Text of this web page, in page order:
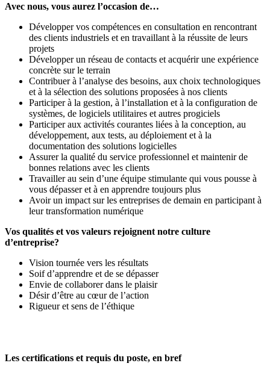
Avec nous, vous aurez l’occasion de…
Développer vos compétences en consultation en rencontrant
des clients industriels et en travaillant à la réussite de leurs
projets
Développer un réseau de contacts et acquérir une expérience
concrète sur le terrain
Contribuer à l’analyse des besoins, aux choix technologiques
et à la sélection des solutions proposées à nos clients
Participer à la gestion, à l’installation et à la configuration de
systèmes, de logiciels utilitaires et autres progiciels
Participer aux activités courantes liées à la conception, au
développement, aux tests, au déploiement et à la
documentation des solutions logicielles
Assurer la qualité du service professionnel et maintenir de
bonnes relations avec les clients
Travailler au sein d’une équipe stimulante qui vous pousse à
vous dépasser et à en apprendre toujours plus
Avoir un impact sur les entreprises de demain en participant à
leur transformation numérique
Vos qualités et vos valeurs rejoignent notre culture
d’entreprise?
Vision tournée vers les résultats
Soif d’apprendre et de se dépasser
Envie de collaborer dans le plaisir
Désir d’être au cœur de l’action
Rigueur et sens de l’éthique
Les certifications et requis du poste, en bref